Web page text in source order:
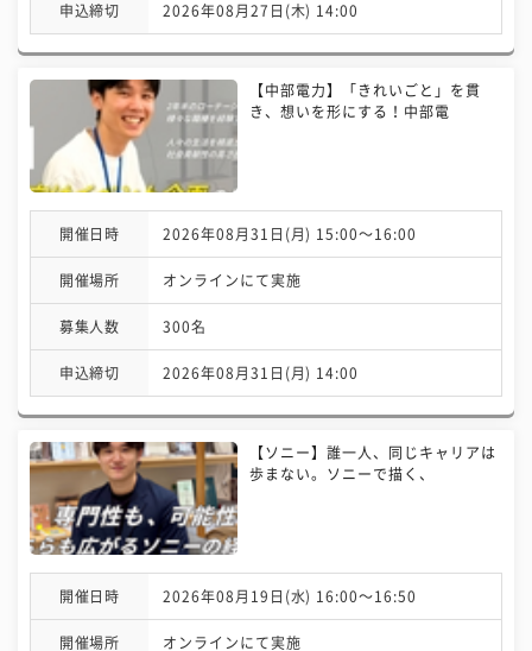
申込締切 2026年08月27日(木) 14:00
【中部電力】「きれいごと」を貫
き、想いを形にする！中部電
開催日時 2026年08月31日(月) 15:00〜16:00
開催場所 オンラインにて実施
募集人数 300名
申込締切 2026年08月31日(月) 14:00
【ソニー】誰一人、同じキャリアは
歩まない。ソニーで描く、
開催日時 2026年08月19日(水) 16:00〜16:50
開催場所 オンラインにて実施